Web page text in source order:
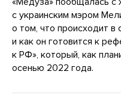
с украинским мэром
о том, что происходит
и как он готовится к
к РФ», который, как
осенью 2022 года.